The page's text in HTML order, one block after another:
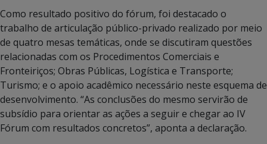
Como resultado positivo do fórum, foi destacado o
trabalho de articulação público-privado realizado por meio
de quatro mesas temáticas, onde se discutiram questões
relacionadas com os Procedimentos Comerciais e
Fronteiriços; Obras Públicas, Logística e Transporte;
Turismo; e o apoio acadêmico necessário neste esquema de
desenvolvimento. “As conclusões do mesmo servirão de
subsídio para orientar as ações a seguir e chegar ao IV
Fórum com resultados concretos”, aponta a declaração.